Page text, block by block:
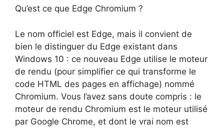
Qu’est ce que Edge Chromium ?
Le nom officiel est Edge, mais il convient de
bien le distinguer du Edge existant dans
Windows 10 : ce nouveau Edge utilise le moteur
de rendu (pour simplifier ce qui transforme le
code HTML des pages en affichage) nommé
Chromium. Vous l’avez sans doute compris : le
moteur de rendu Chromium est le moteur utilisé
par Google Chrome, et dont le vrai nom est